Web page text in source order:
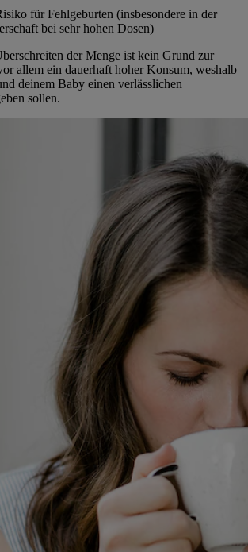
für Fehlgeburten (insbesondere in der
bei sehr hohen Dosen)
der Menge ist kein Grund zur
allem ein dauerhaft hoher Konsum, weshalb
deinem Baby einen verlässlichen
sollen.